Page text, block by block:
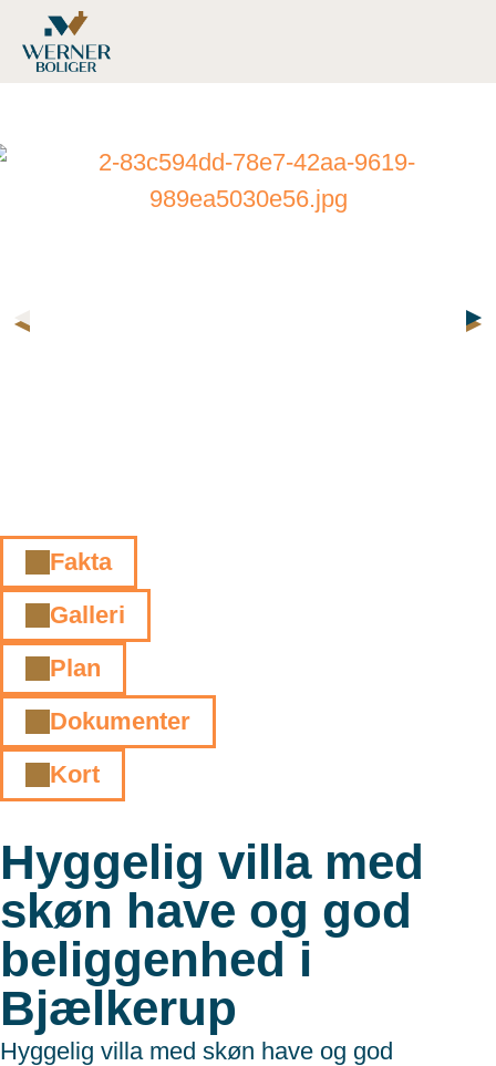
Fakta
Galleri
Plan
Dokumenter
Kort
Hyggelig villa med
skøn have og god
beliggenhed i
Bjælkerup
Hyggelig villa med skøn have og god